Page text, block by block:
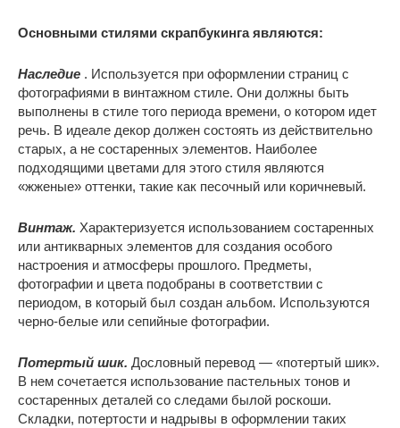
Основными стилями скрапбукинга являются:
Наследие . Используется при оформлении страниц с
фотографиями в винтажном стиле. Они должны быть
выполнены в стиле того периода времени, о котором идет
речь. В идеале декор должен состоять из действительно
старых, а не состаренных элементов. Наиболее
подходящими цветами для этого стиля являются
«жженые» оттенки, такие как песочный или коричневый.
Винтаж. Характеризуется использованием состаренных
или антикварных элементов для создания особого
настроения и атмосферы прошлого. Предметы,
фотографии и цвета подобраны в соответствии с
периодом, в который был создан альбом. Используются
черно-белые или сепийные фотографии.
Потертый шик. Дословный перевод — «потертый шик».
В нем сочетается использование пастельных тонов и
состаренных деталей со следами былой роскоши.
Складки, потертости и надрывы в оформлении таких